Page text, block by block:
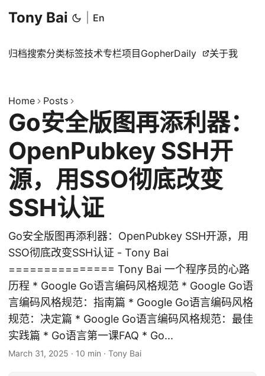
Tony Bai En
归档搜索分类标签技术专栏项目 GopherDaily 关于我
Home Posts
Go安全版图再添利器：
OpenPubkey SSH开
源，用SSO彻底改变
SSH认证
Go安全版图再添利器：OpenPubkey SSH开源，用
SSO彻底改变SSH认证 - Tony Bai
=============== Tony Bai 一个程序员的心路
历程 * Google Go语言编码风格规范 * Google Go语
言编码风格规范：指南篇 * Google Go语言编码风格
规范：决定篇 * Google Go语言编码风格规范：最佳
实践篇 * Go语言第一课FAQ * Go...
March 31, 2025 · 10 min · Tony Bai